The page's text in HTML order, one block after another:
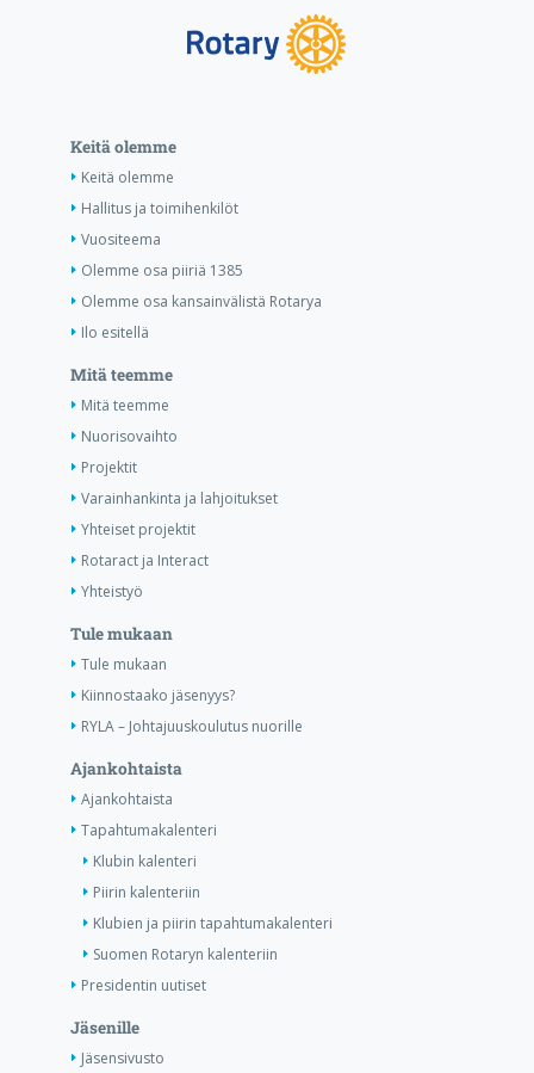
Keitä olemme
Keitä olemme
Hallitus ja toimihenkilöt
Vuositeema
Olemme osa piiriä 1385
Olemme osa kansainvälistä Rotarya
Ilo esitellä
Mitä teemme
Mitä teemme
Nuorisovaihto
Projektit
Varainhankinta ja lahjoitukset
Yhteiset projektit
Rotaract ja Interact
Yhteistyö
Tule mukaan
Tule mukaan
Kiinnostaako jäsenyys?
RYLA – Johtajuuskoulutus nuorille
Ajankohtaista
Ajankohtaista
Tapahtumakalenteri
Klubin kalenteri
Piirin kalenteriin
Klubien ja piirin tapahtumakalenteri
Suomen Rotaryn kalenteriin
Presidentin uutiset
Jäsenille
Jäsensivusto